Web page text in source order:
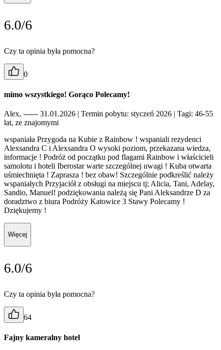
6.0/6
Czy ta opinia była pomocna?
0
mimo wszystkiego! Gorąco Polecamy!
Alex, ------ 31.01.2026 | Termin pobytu: styczeń 2026 | Tagi: 46-55
lat, ze znajomymi
wspaniała Przygoda na Kubie z Rainbow ! wspaniali rezydenci
Alexsandra C i Alexsandra O wysoki poziom, przekazana wiedza,
informacje ! Podróż od początku pod flagami Rainbow i właścicieli
samolotu i hoteli Iberostar warte szczególnej uwagi ! Kuba otwarta
uśmiechnięta ! Zaprasza ! bez obaw! Szczególnie podkreślić należy
wspaniałych Przyjaciół z obsługi na miejscu tj; Alicia, Tani, Adelay,
Sandio, Manuel! podziękowania należą się Pani Aleksandrze D za
doradztwo z biura Podróży Katowice 3 Stawy Polecamy !
Dziękujemy !
Więcej
6.0/6
Czy ta opinia była pomocna?
64
Fajny kameralny hotel